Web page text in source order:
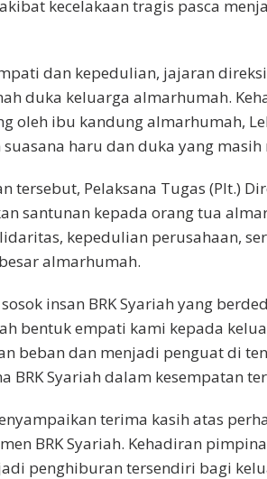
kecelakaan tragis pasca
dan kepedulian, jajaran
duka keluarga almarhumah.
oleh ibu kandung almarhumah,
suasana haru dan duka yang
tersebut, Pelaksana Tugas (Plt.)
santunan kepada orang tua
kepedulian perusahaan,
almarhumah.
insan BRK Syariah yang
bentuk empati kami kepada
beban dan menjadi penguat di
BRK Syariah dalam kesempatan
terima kasih atas
BRK Syariah. Kehadiran
penghiburan tersendiri bagi